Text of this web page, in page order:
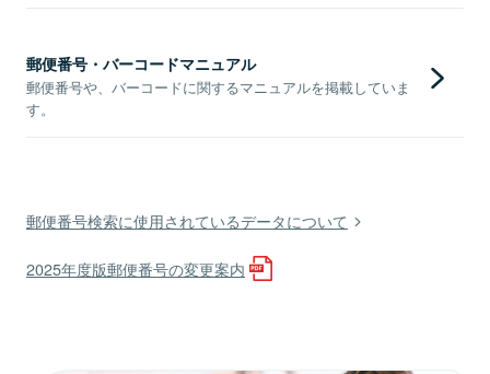
郵便番号・バーコードマニュアル
郵便番号や、バーコードに関するマニュアルを掲載していま
す。
郵便番号検索に使用されているデータについて
2025年度版郵便番号の変更案内